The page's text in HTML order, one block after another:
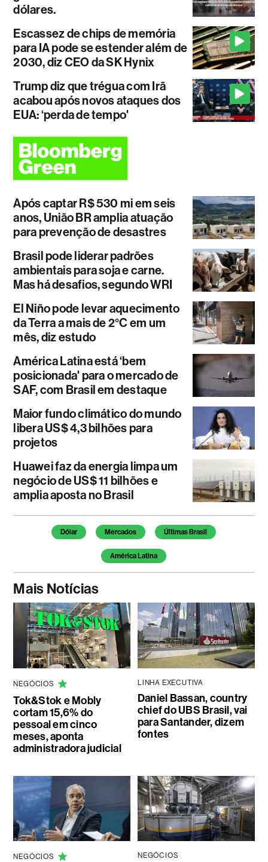
dólares.
Escassez de chips de memória
para IA pode se estender além de
2030, diz CEO da SK Hynix
Trump diz que trégua com Irã
acabou após novos ataques dos
EUA: ‘perda de tempo'
Após captar R$ 530 mi em seis
anos, União BR amplia atuação
para prevenção de desastres
Brasil pode liderar padrões
ambientais para soja e carne.
Mas há desafios, segundo WRI
El Niño pode levar aquecimento
da Terra a mais de 2°C em um
mês, diz estudo
América Latina está ‘bem
posicionada' para o mercado de
SAF, com Brasil em destaque
Maior fundo climático do mundo
libera US$ 4,3 bilhões para
projetos
Huawei faz da energia limpa um
negócio de US$ 11 bilhões e
amplia aposta no Brasil
Temas deste artigo
Dólar Mercados Últimas Brasil
América Latina
Mais Notícias
NEGÓCIOS
Tok&Stok e Mobly
cortam 15,6% do
pessoal em cinco
meses, aponta
administradora judicial
LINHA EXECUTIVA
Daniel Bassan, country
chief do UBS Brasil, vai
para Santander, dizem
fontes
NEGÓCIOS NEGÓCIOS